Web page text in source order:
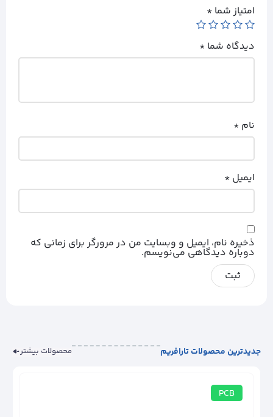
امتیاز شما *
دیدگاه شما *
نام *
ایمیل *
ذخیره نام، ایمیل و وبسایت من در مرورگر برای زمانی که
دوباره دیدگاهی می‌نویسم.
جدیدترین محصولات تارافریم محصولات بیشتر